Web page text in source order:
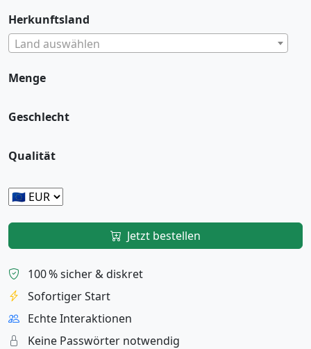
Herkunftsland
Land auswählen
Menge
Geschlecht
Qualität
Jetzt bestellen
100 % sicher & diskret
Sofortiger Start
Echte Interaktionen
Keine Passwörter notwendig